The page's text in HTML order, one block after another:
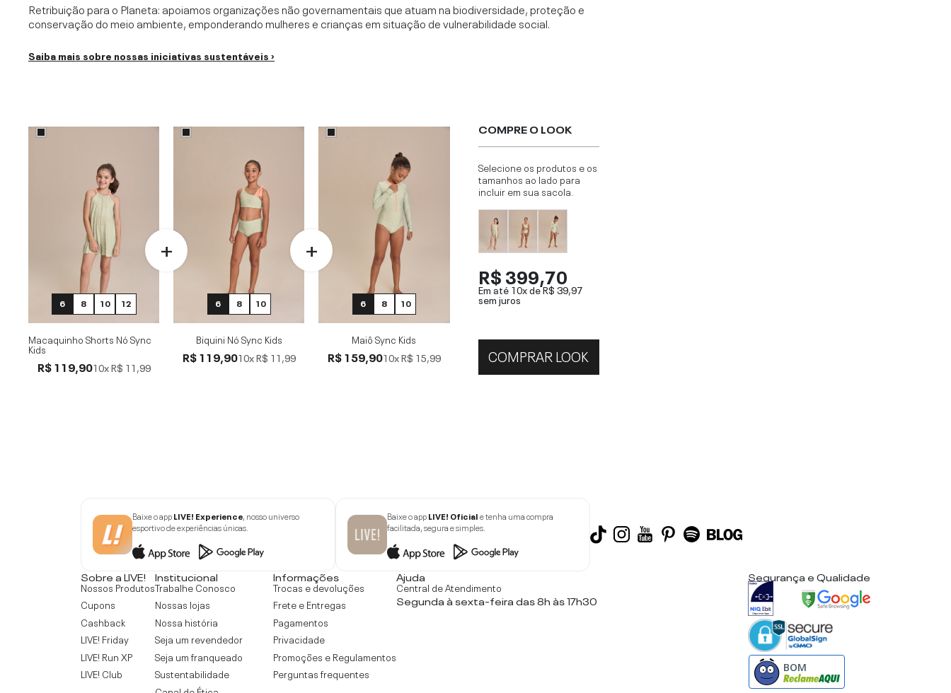
Retribuição para o Planeta: apoiamos organizações não governamentais que atuam na biodiversidade, proteção e
conservação do meio ambiente, emponderando mulheres e crianças em situação de vulnerabilidade social.
Saiba mais sobre nossas iniciativas sustentáveis ›
6 8 10 12
Macaquinho Shorts Nó Sync
Kids
R$ 119,9010xR$ 11,99
6 8 10
Biquini Nó Sync Kids
R$ 119,9010xR$ 11,99
6 8 10
Maiô Sync Kids
R$ 159,9010xR$ 15,99
COMPRE O LOOK
Selecione os produtos e os
tamanhos ao lado para
incluir em sua sacola.
R$ 399,70
Em até 10x deR$ 39,97
sem juros
COMPRAR LOOK
Baixe o appLIVE! Experience, nosso universo
esportivo de experiências únicas.
Baixe o appLIVE! Oficiale tenha uma compra
facilitada, segura e simples.
Sobre a LIVE!
Nossos Produtos
Cupons
Cashback
LIVE! Friday
LIVE! Run XP
LIVE! Club
Institucional
Trabalhe Conosco
Nossas lojas
Nossa história
Seja um revendedor
Seja um franqueado
Sustentabilidade
Informações
Trocas e devoluções
Frete e Entregas
Pagamentos
Privacidade
Promoções e Regulamentos
Perguntas frequentes
Ajuda
Central de Atendimento
Segunda à sexta-feira das 8h às 17h30
Segurança e Qualidade
BOM